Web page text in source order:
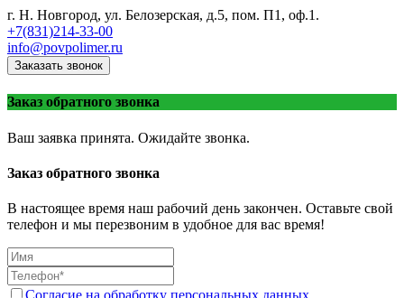
г. Н. Новгород, ул. Белозерская, д.5, пом. П1, оф.1.
+7(831)214-33-00
info@povpolimer.ru
Заказать звонок
Заказ обратного звонка
Ваш заявка принята. Ожидайте звонка.
Заказ обратного звонка
В настоящее время наш рабочий день закончен. Оставьте свой
телефон и мы перезвоним в удобное для вас время!
Согласие на обработку персональных данных